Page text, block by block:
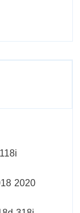
118i
2020